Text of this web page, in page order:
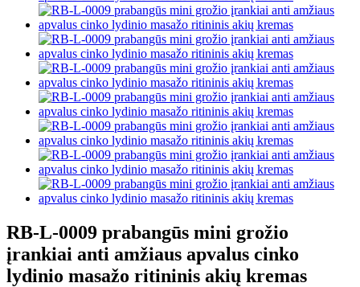
RB-L-0009 prabangūs mini grožio
įrankiai anti amžiaus apvalus cinko
lydinio masažo ritininis akių kremas